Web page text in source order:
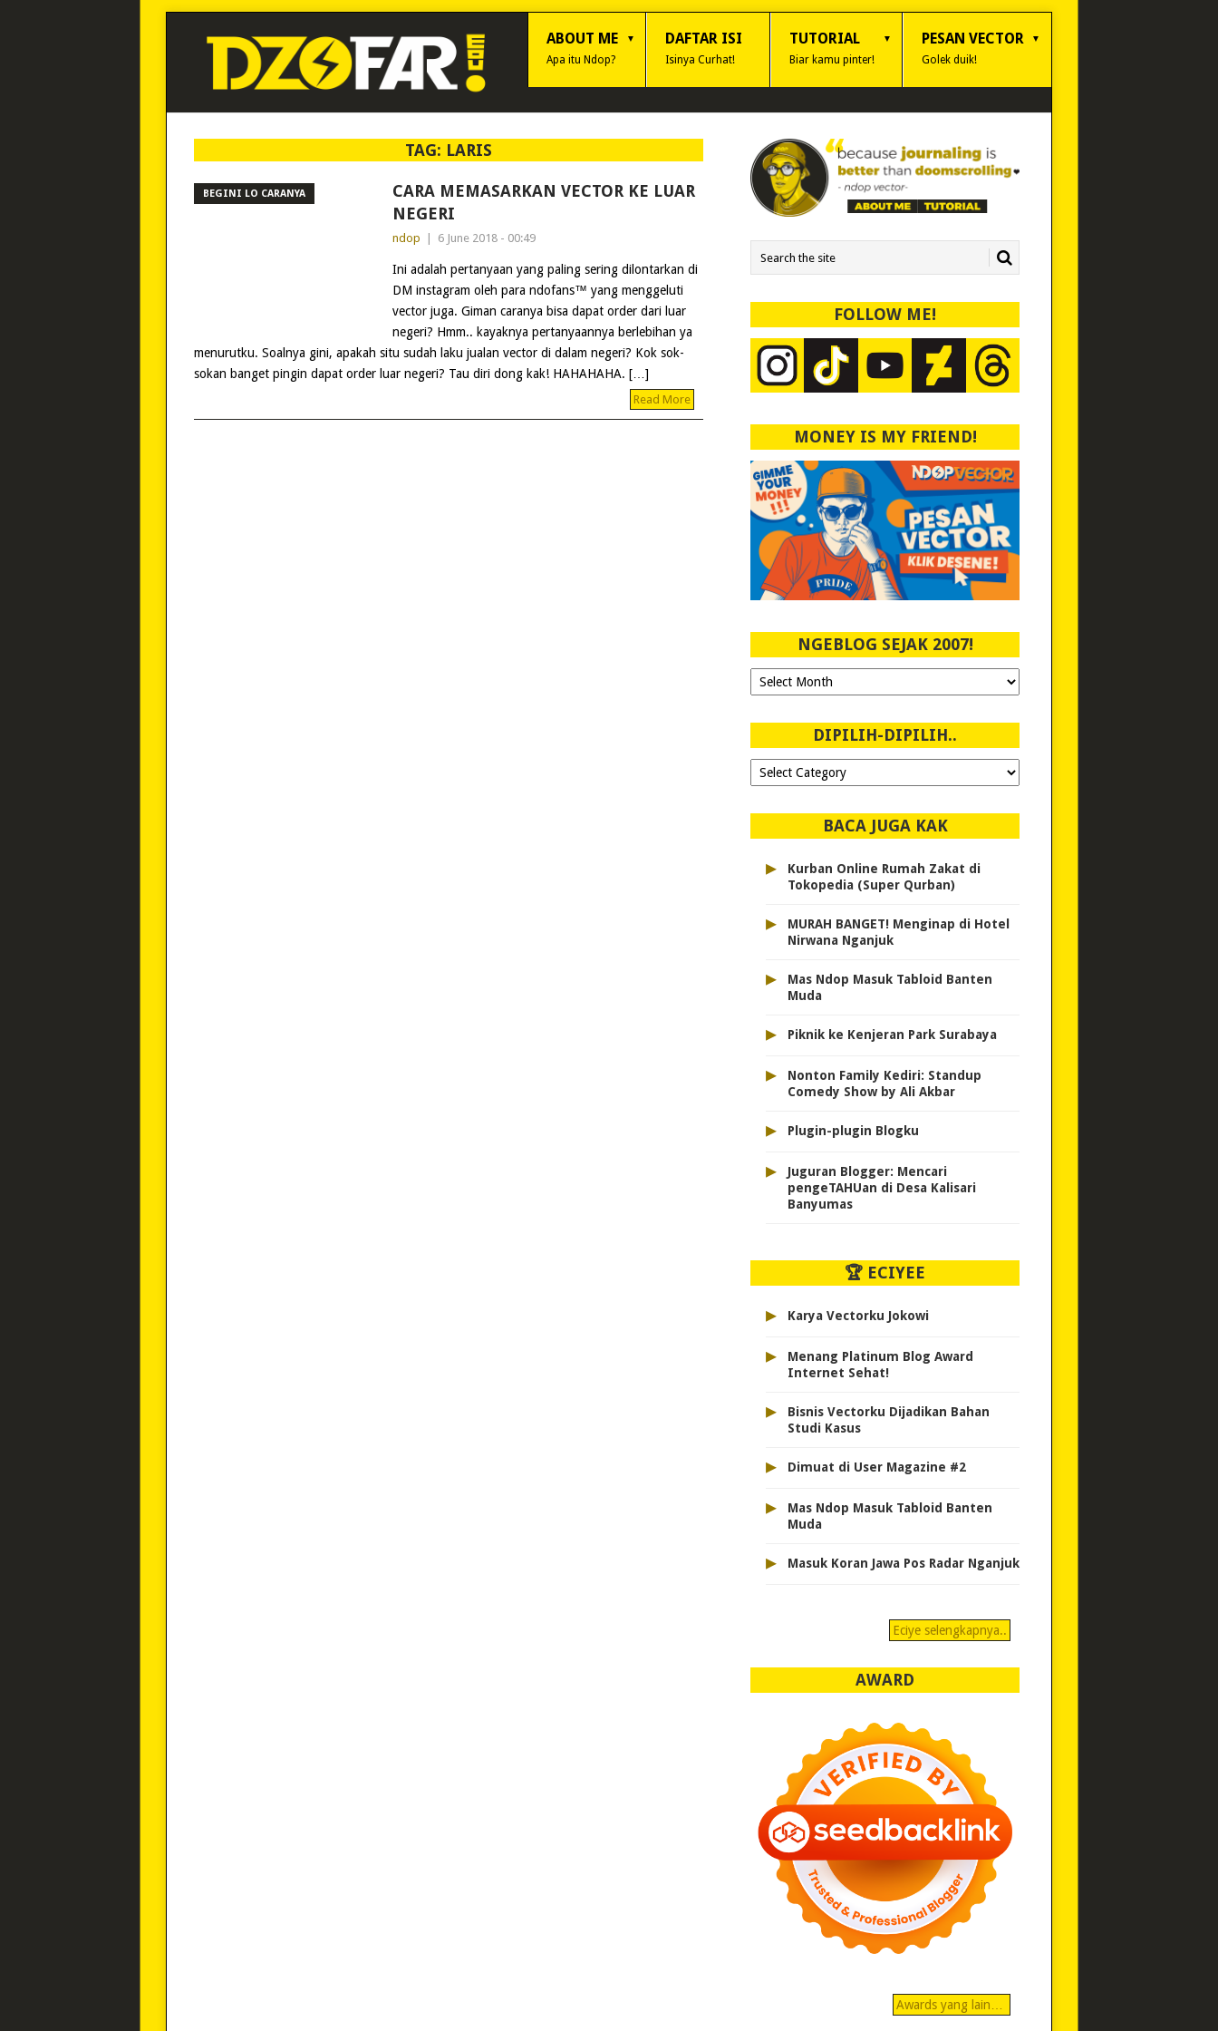
ABOUT ME
Apa itu Ndop?
DAFTAR ISI
Isinya Curhat!
TUTORIAL
Biar kamu pinter!
PESAN VECTOR
Golek duik!
TAG: LARIS
BEGINI LO CARANYA
CARA MEMASARKAN VECTOR KE LUAR
NEGERI
ndop 6 June 2018 - 00:49
Ini adalah pertanyaan yang paling sering dilontarkan di
DM instagram oleh para ndofans™ yang menggeluti
vector juga. Giman caranya bisa dapat order dari luar
negeri? Hmm.. kayaknya pertanyaannya berlebihan ya
menurutku. Soalnya gini, apakah situ sudah laku jualan vector di dalam negeri? Kok sok-
sokan banget pingin dapat order luar negeri? Tau diri dong kak! HAHAHAHA. […]
Read More
FOLLOW ME!
MONEY IS MY FRIEND!
NGEBLOG SEJAK 2007!
Ngeblog
Sejak
DIPILIH-DIPILIH..
Dipilih-
dipilih..
BACA JUGA KAK
▸
Kurban Online Rumah Zakat di
Tokopedia (Super Qurban)
▸
MURAH BANGET! Menginap di Hotel
Nirwana Nganjuk
▸
Mas Ndop Masuk Tabloid Banten
Muda
▸ Piknik ke Kenjeran Park Surabaya
▸
Nonton Family Kediri: Standup
Comedy Show by Ali Akbar
▸ Plugin-plugin Blogku
▸
Juguran Blogger: Mencari
pengeTAHUan di Desa Kalisari
Banyumas
🏆 ECIYEE
▸ Karya Vectorku Jokowi
▸
Menang Platinum Blog Award
Internet Sehat!
▸
Bisnis Vectorku Dijadikan Bahan
Studi Kasus
▸ Dimuat di User Magazine #2
▸
Mas Ndop Masuk Tabloid Banten
Muda
▸ Masuk Koran Jawa Pos Radar Nganjuk
Eciye selengkapnya..
AWARD
Awards yang lain…